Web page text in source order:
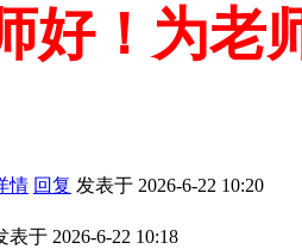
好！为老
情 回复 发表于 2026-6-22 10:20
表于 2026-6-22 10:18